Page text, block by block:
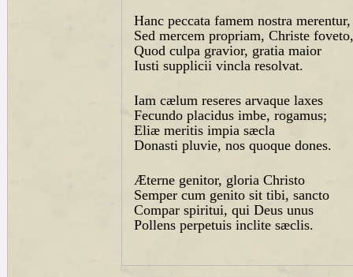
Hanc peccata famem nostra merentur,
Sed mercem propriam, Christe foveto,
Quod culpa gravior, gratia maior
Iusti supplicii vincla resolvat.
Iam cælum reseres arvaque laxes
Fecundo placidus imbe, rogamus;
Eliæ meritis impia sæcla
Donasti pluvie, nos quoque dones.
Æterne genitor, gloria Christo
Semper cum genito sit tibi, sancto
Compar spiritui, qui Deus unus
Pollens perpetuis inclite sæclis.